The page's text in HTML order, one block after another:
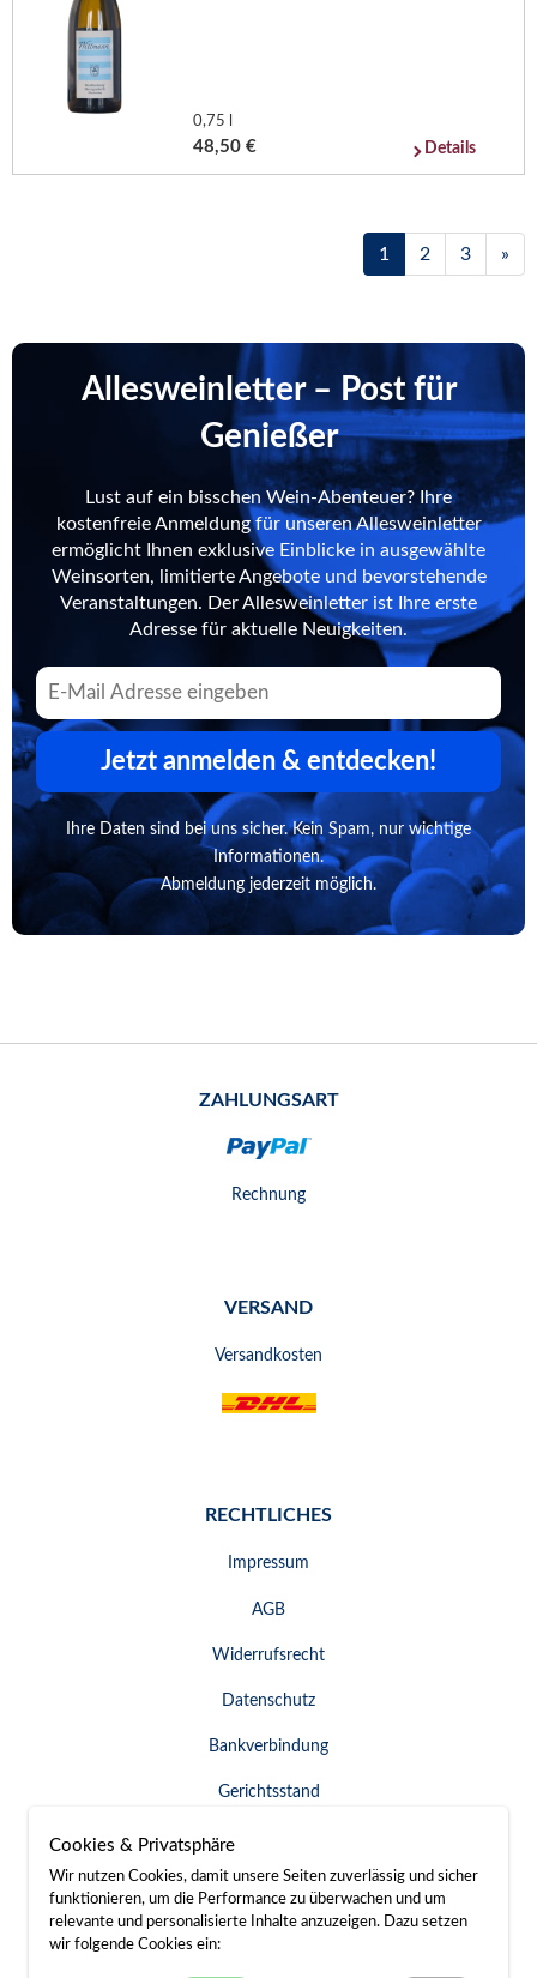
0,75 l
48,50 € Details
1 2 3 »
Allesweinletter – Post für
Genießer
Lust auf ein bisschen Wein-Abenteuer? Ihre
kostenfreie Anmeldung für unseren Allesweinletter
ermöglicht Ihnen exklusive Einblicke in ausgewählte
Weinsorten, limitierte Angebote und bevorstehende
Veranstaltungen. Der Allesweinletter ist Ihre erste
Adresse für aktuelle Neuigkeiten.
Jetzt anmelden & entdecken!
Ihre Daten sind bei uns sicher. Kein Spam, nur wichtige
Informationen.
Abmeldung jederzeit möglich.
ZAHLUNGSART
Rechnung
VERSAND
Versandkosten
RECHTLICHES
Impressum
AGB
Widerrufsrecht
Datenschutz
Bankverbindung
Gerichtsstand
Widerruf erklären
SERVICE & KONTAKT
Cookies & Privatsphäre
Wir nutzen Cookies, damit unsere Seiten zuverlässig und sicher
funktionieren, um die Performance zu überwachen und um
relevante und personalisierte Inhalte anzuzeigen. Dazu setzen
wir folgende Cookies ein: